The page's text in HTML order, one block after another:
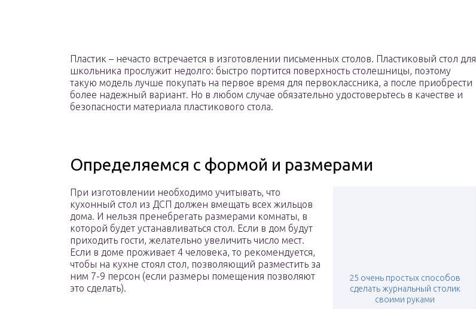
Пластик – нечасто встречается в изготовлении письменных столов. Пластиковый стол для
школьника прослужит недолго: быстро портится поверхность столешницы, поэтому
такую модель лучше покупать на первое время для первоклассника, а после приобрести
более надежный вариант. Но в любом случае обязательно удостоверьтесь в качестве и
безопасности материала пластикового стола.
Определяемся с формой и размерами
25 очень простых способов
сделать журнальный столик
своими руками
При изготовлении необходимо учитывать, что
кухонный стол из ДСП должен вмещать всех жильцов
дома. И нельзя пренебрегать размерами комнаты, в
которой будет устанавливаться стол. Если в дом будут
приходить гости, желательно увеличить число мест.
Если в доме проживает 4 человека, то рекомендуется,
чтобы на кухне стоял стол, позволяющий разместить за
ним 7-9 персон (если размеры помещения позволяют
это сделать).